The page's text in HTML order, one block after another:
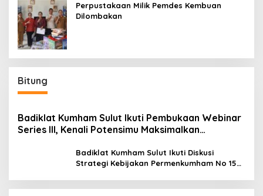
Perpustakaan Milik Pemdes Kembuan
Dilombakan
Bitung
Badiklat Kumham Sulut Ikuti Pembukaan Webinar
Series III, Kenali Potensimu Maksimalkan
Badiklat Kumham Sulut Ikuti Diskusi
Strategi Kebijakan Permenkumham No 15